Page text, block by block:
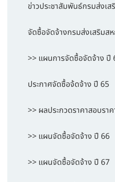
ข่าวประชาสัมพันธ์กรมส่งเ
จัดซื้อจัดจ้างกรมส่งเสริมส
>> แผนการจัดซื้อจัดจ้าง ปี
ประกาศจัดซื้อจ้ดจ้าง ปี 65
>> ผลประกวดราคาสอบรา
>> แผนจัดซื้อจัดจ้าง ปี 66
>> แผนจัดซื้อจัดจ้าง ปี 67